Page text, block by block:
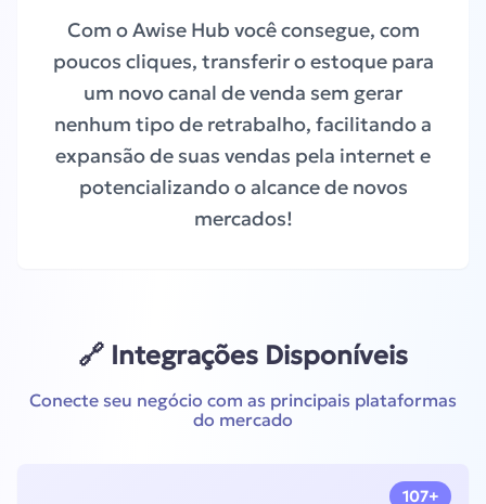
Com o Awise Hub você consegue, com
poucos cliques, transferir o estoque para
um novo canal de venda sem gerar
nenhum tipo de retrabalho, facilitando a
expansão de suas vendas pela internet e
potencializando o alcance de novos
mercados!
🔗 Integrações Disponíveis
Conecte seu negócio com as principais plataformas
do mercado
107+